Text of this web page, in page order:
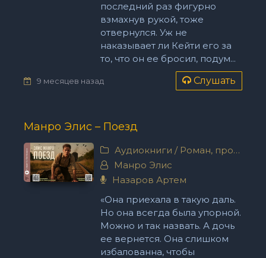
последний раз фигурно
взмахнув рукой, тоже
отвернулся. Уж не
наказывает ли Кейти его за
то, что он ее бросил, подум...
9 месяцев назад Слушать
Манро Элис – Поезд
Аудиокниги / Роман, проза
Манро Элис
Назаров Артем
«Она приехала в такую даль.
Но она всегда была упорной.
Можно и так назвать. А дочь
ее вернется. Она слишком
избалованна, чтобы